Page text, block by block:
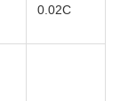
0.02C